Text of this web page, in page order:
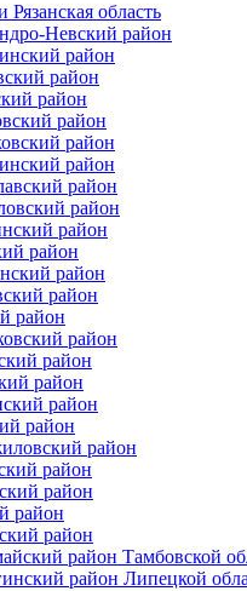
Рязанская область
Невский район
район
район
район
район
район
район
район
район
район
район
район
район
район
район
район
район
район
район
район
район
район
район
район
район Тамбовской
район Липецкой